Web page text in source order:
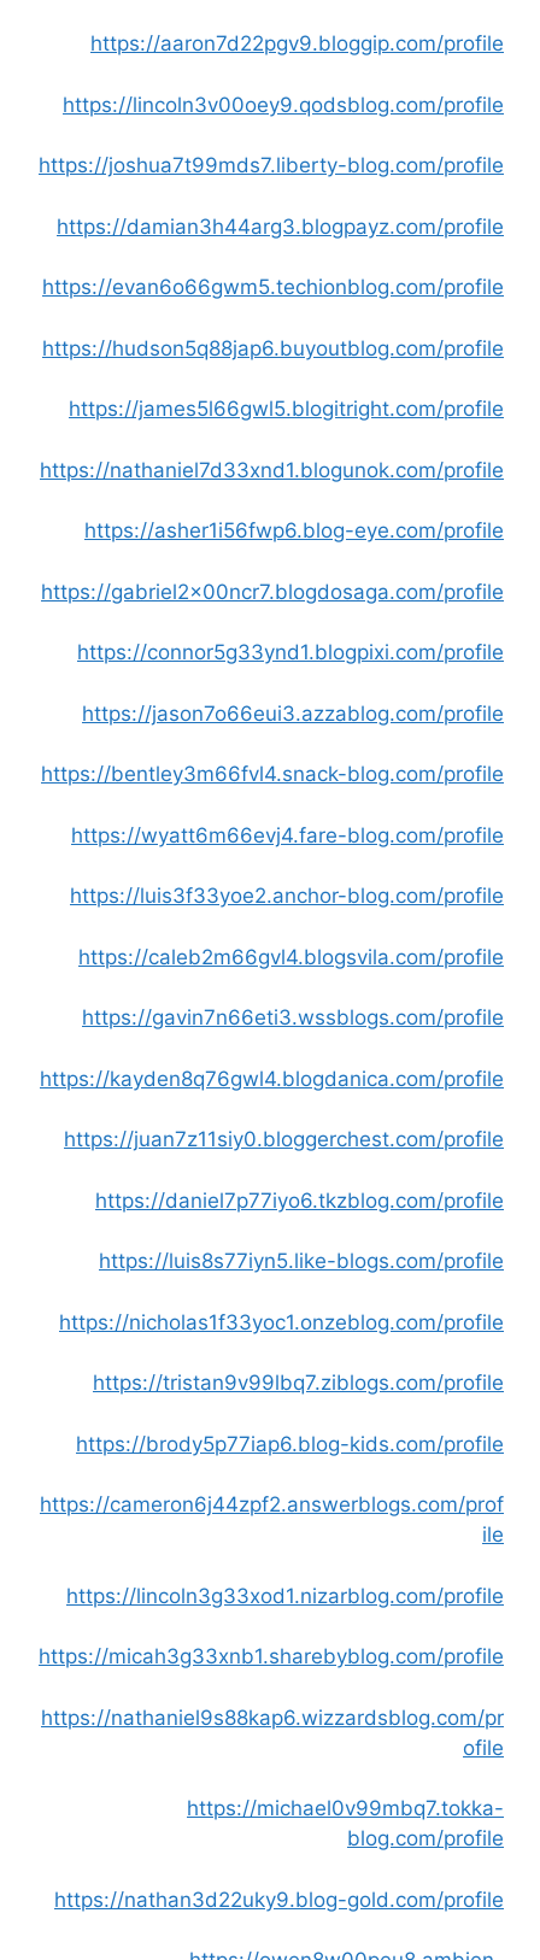
https://aaron7d22pgv9.bloggip.com/profile
https://lincoln3v00oey9.qodsblog.com/profile
https://joshua7t99mds7.liberty-blog.com/profile
https://damian3h44arg3.blogpayz.com/profile
https://evan6o66gwm5.techionblog.com/profile
https://hudson5q88jap6.buyoutblog.com/profile
https://james5l66gwl5.blogitright.com/profile
https://nathaniel7d33xnd1.blogunok.com/profile
https://asher1i56fwp6.blog-eye.com/profile
https://gabriel2x00ncr7.blogdosaga.com/profile
https://connor5g33ynd1.blogpixi.com/profile
https://jason7o66eui3.azzablog.com/profile
https://bentley3m66fvl4.snack-blog.com/profile
https://wyatt6m66evj4.fare-blog.com/profile
https://luis3f33yoe2.anchor-blog.com/profile
https://caleb2m66gvl4.blogsvila.com/profile
https://gavin7n66eti3.wssblogs.com/profile
https://kayden8q76gwl4.blogdanica.com/profile
https://juan7z11siy0.bloggerchest.com/profile
https://daniel7p77iyo6.tkzblog.com/profile
https://luis8s77iyn5.like-blogs.com/profile
https://nicholas1f33yoc1.onzeblog.com/profile
https://tristan9v99lbq7.ziblogs.com/profile
https://brody5p77iap6.blog-kids.com/profile
https://cameron6j44zpf2.answerblogs.com/prof
ile
https://lincoln3g33xod1.nizarblog.com/profile
https://micah3g33xnb1.sharebyblog.com/profile
https://nathaniel9s88kap6.wizzardsblog.com/pr
ofile
https://michael0v99mbq7.tokka-
blog.com/profile
https://nathan3d22uky9.blog-gold.com/profile